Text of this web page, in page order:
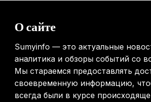
перемещаться между этажами
О сайте
Sumyinfo — это актуальные
аналитика и обзоры событий со
Мы стараемся предоставлять
своевременную информацию,
всегда были в курсе